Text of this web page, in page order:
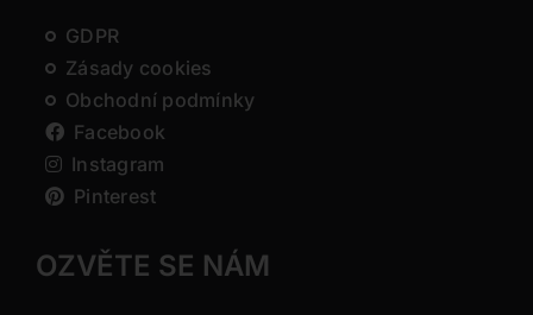
GDPR
Zásady cookies
Obchodní podmínky
Facebook
Instagram
Pinterest
OZVĚTE SE NÁM